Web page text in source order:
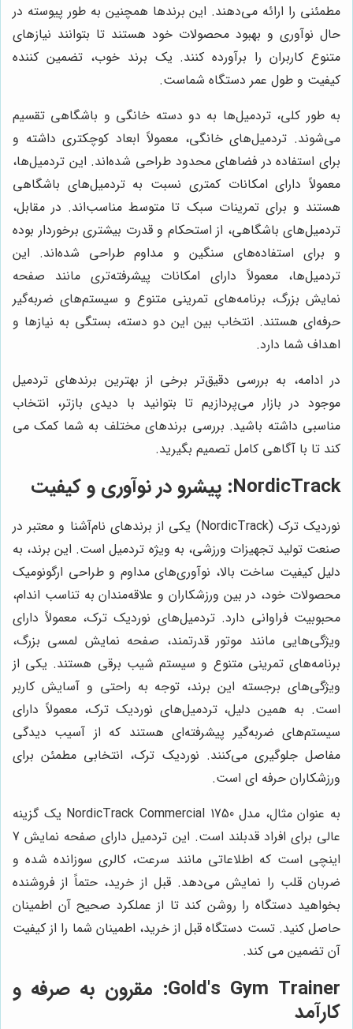
مطمئنی را ارائه می‌دهند. این برندها همچنین به طور پیوسته در
حال نوآوری و بهبود محصولات خود هستند تا بتوانند نیازهای
متنوع کاربران را برآورده کنند. یک برند خوب، تضمین کننده
کیفیت و طول عمر دستگاه شماست.
به طور کلی، تردمیل‌ها به دو دسته خانگی و باشگاهی تقسیم
می‌شوند. تردمیل‌های خانگی، معمولاً ابعاد کوچکتری داشته و
برای استفاده در فضاهای محدود طراحی شده‌اند. این تردمیل‌ها،
معمولاً دارای امکانات کمتری نسبت به تردمیل‌های باشگاهی
هستند و برای تمرینات سبک تا متوسط مناسب‌اند. در مقابل،
تردمیل‌های باشگاهی، از استحکام و قدرت بیشتری برخوردار بوده
و برای استفاده‌های سنگین و مداوم طراحی شده‌اند. این
تردمیل‌ها، معمولاً دارای امکانات پیشرفته‌تری مانند صفحه
نمایش بزرگ، برنامه‌های تمرینی متنوع و سیستم‌های ضربه‌گیر
حرفه‌ای هستند. انتخاب بین این دو دسته، بستگی به نیازها و
اهداف شما دارد.
در ادامه، به بررسی دقیق‌تر برخی از بهترین برندهای تردمیل
موجود در بازار می‌پردازیم تا بتوانید با دیدی بازتر، انتخاب
مناسبی داشته باشید. بررسی برندهای مختلف به شما کمک می
کند تا با آگاهی کامل تصمیم بگیرید.
NordicTrack: پیشرو در نوآوری و کیفیت
نوردیک ترک (NordicTrack) یکی از برندهای نام‌آشنا و معتبر در
صنعت تولید تجهیزات ورزشی، به ویژه تردمیل است. این برند، به
دلیل کیفیت ساخت بالا، نوآوری‌های مداوم و طراحی ارگونومیک
محصولات خود، در بین ورزشکاران و علاقه‌مندان به تناسب اندام،
محبوبیت فراوانی دارد. تردمیل‌های نوردیک ترک، معمولاً دارای
ویژگی‌هایی مانند موتور قدرتمند، صفحه نمایش لمسی بزرگ،
برنامه‌های تمرینی متنوع و سیستم شیب برقی هستند. یکی از
ویژگی‌های برجسته این برند، توجه به راحتی و آسایش کاربر
است. به همین دلیل، تردمیل‌های نوردیک ترک، معمولاً دارای
سیستم‌های ضربه‌گیر پیشرفته‌ای هستند که از آسیب دیدگی
مفاصل جلوگیری می‌کنند. نوردیک ترک، انتخابی مطمئن برای
ورزشکاران حرفه ای است.
به عنوان مثال، مدل NordicTrack Commercial 1750 یک گزینه
عالی برای افراد قدبلند است. این تردمیل دارای صفحه نمایش 7
اینچی است که اطلاعاتی مانند سرعت، کالری سوزانده شده و
ضربان قلب را نمایش می‌دهد. قبل از خرید، حتماً از فروشنده
بخواهید دستگاه را روشن کند تا از عملکرد صحیح آن اطمینان
حاصل کنید. تست دستگاه قبل از خرید، اطمینان شما را از کیفیت
آن تضمین می کند.
Gold's Gym Trainer: مقرون به صرفه و
کارآمد